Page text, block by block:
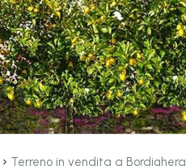
› Terreno in vendita a Bordighera